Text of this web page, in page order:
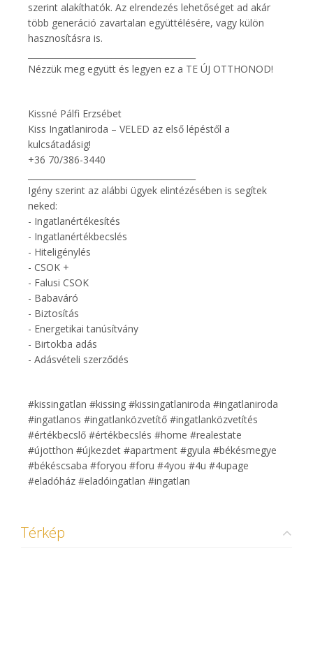
szerint alakíthatók. Az elrendezés lehetőséget ad akár
több generáció zavartalan együttélésére, vagy külön
hasznosításra is.
Nézzük meg együtt és legyen ez a TE ÚJ OTTHONOD!
Kissné Pálfi Erzsébet
Kiss Ingatlaniroda – VELED az első lépéstől a
kulcsátadásig!
+36 70/386-3440
Igény szerint az alábbi ügyek elintézésében is segítek
neked:
- Ingatlanértékesítés
- Ingatlanértékbecslés
- Hiteligénylés
- CSOK +
- Falusi CSOK
- Babaváró
- Biztosítás
- Energetikai tanúsítvány
- Birtokba adás
- Adásvételi szerződés
#kissingatlan #kissing #kissingatlaniroda #ingatlaniroda
#ingatlanos #ingatlanközvetítő #ingatlanközvetítés
#értékbecslő #értékbecslés #home #realestate
#újotthon #újkezdet #apartment #gyula #békésmegye
#békéscsaba #foryou #foru #4you #4u #4upage
#eladóház #eladóingatlan #ingatlan
Térkép